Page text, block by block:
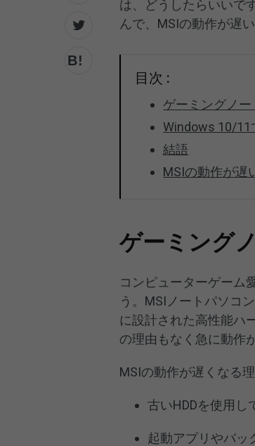
は、どうしたらいいで
んで、MSIの動作が遅
目次 :
ゲーミングノー
Windows 10/11
結語
MSIの動作が遅
ゲーミング
コンピューターゲーム
う。MSIノートパソコ
に設計された高性能ハ
の理由もなく急に動作
MSIの動作が遅くなる
古いHDDを使用し
起動アプリやバッ